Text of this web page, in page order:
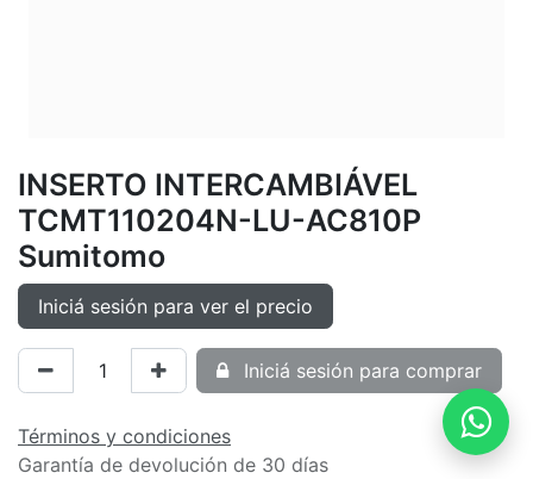
INSERTO INTERCAMBIÁVEL
TCMT110204N-LU-AC810P
Sumitomo
Iniciá sesión para ver el precio
Iniciá sesión para comprar
Términos y condiciones
Garantía de devolución de 30 días